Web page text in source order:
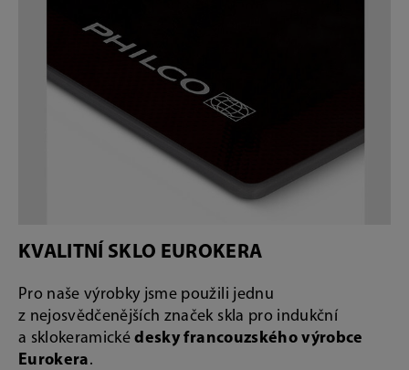
KVALITNÍ SKLO EUROKERA
Pro naše výrobky jsme použili jednu
z nejosvědčenějších značek skla pro indukční
a sklokeramickédesky francouzského výrobce
Eurokera.